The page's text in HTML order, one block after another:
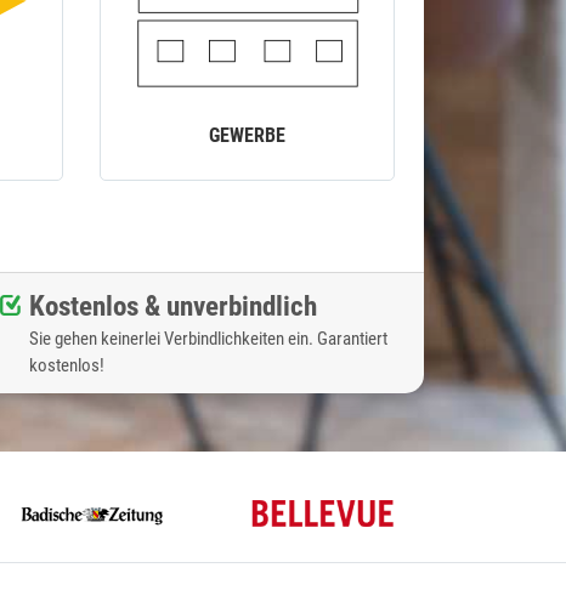
GEWERBE
Kostenlos & unverbindlich
Sie gehen keinerlei Verbindlichkeiten ein. Garantiert
kostenlos!